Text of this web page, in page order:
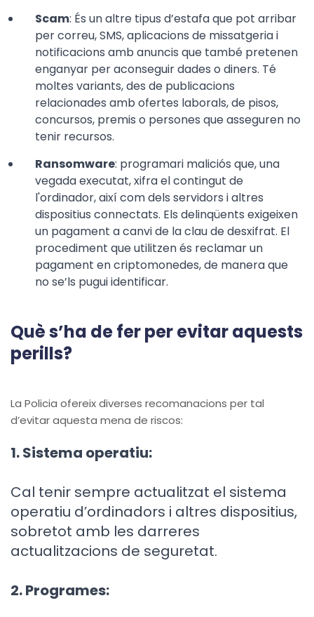
Scam: És un altre tipus d’estafa que pot arribar
per correu, SMS, aplicacions de missatgeria i
notificacions amb anuncis que també pretenen
enganyar per aconseguir dades o diners. Té
moltes variants, des de publicacions
relacionades amb ofertes laborals, de pisos,
concursos, premis o persones que asseguren no
tenir recursos.
Ransomware: programari maliciós que, una
vegada executat, xifra el contingut de
l'ordinador, així com dels servidors i altres
dispositius connectats. Els delinqüents exigeixen
un pagament a canvi de la clau de desxifrat. El
procediment que utilitzen és reclamar un
pagament en criptomonedes, de manera que
no se’ls pugui identificar.
Què s’ha de fer per evitar aquests
perills?
La Policia ofereix diverses recomanacions per tal
d’evitar aquesta mena de riscos:
1. Sistema operatiu:
Cal tenir sempre actualitzat el sistema
operatiu d’ordinadors i altres dispositius,
sobretot amb les darreres
actualitzacions de seguretat.
2. Programes: